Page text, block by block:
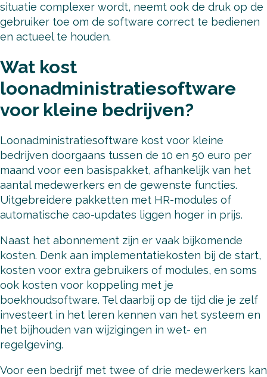
situatie complexer wordt, neemt ook de druk op de
gebruiker toe om de software correct te bedienen
en actueel te houden.
Wat kost
loonadministratiesoftware
voor kleine bedrijven?
Loonadministratiesoftware kost voor kleine
bedrijven doorgaans tussen de 10 en 50 euro per
maand voor een basispakket, afhankelijk van het
aantal medewerkers en de gewenste functies.
Uitgebreidere pakketten met HR-modules of
automatische cao-updates liggen hoger in prijs.
Naast het abonnement zijn er vaak bijkomende
kosten. Denk aan implementatiekosten bij de start,
kosten voor extra gebruikers of modules, en soms
ook kosten voor koppeling met je
boekhoudsoftware. Tel daarbij op de tijd die je zelf
investeert in het leren kennen van het systeem en
het bijhouden van wijzigingen in wet- en
regelgeving.
Voor een bedrijf met twee of drie medewerkers kan